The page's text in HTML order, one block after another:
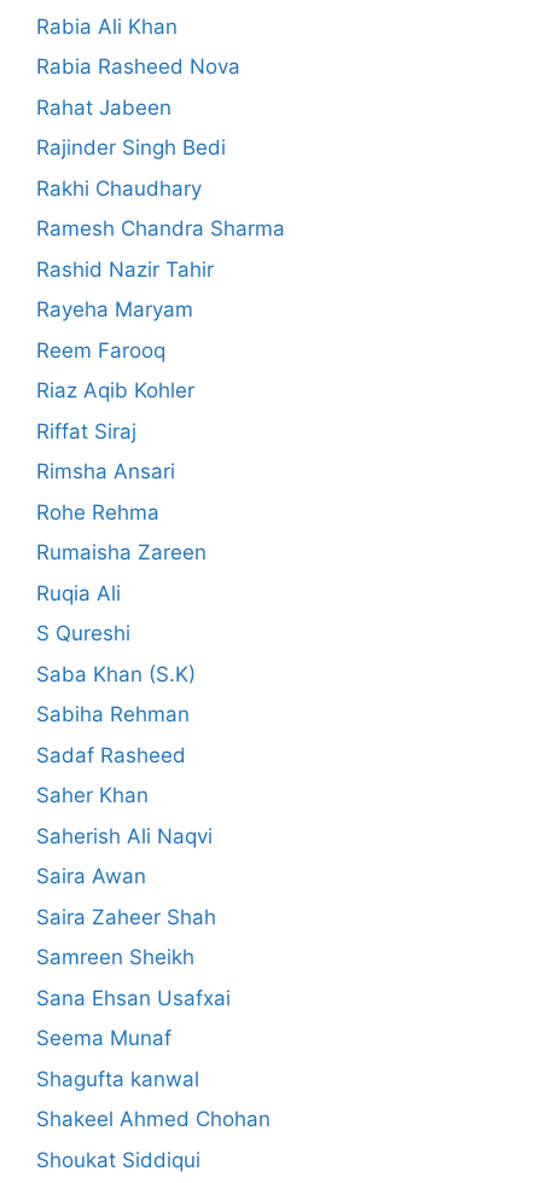
Rabia Ali Khan
Rabia Rasheed Nova
Rahat Jabeen
Rajinder Singh Bedi
Rakhi Chaudhary
Ramesh Chandra Sharma
Rashid Nazir Tahir
Rayeha Maryam
Reem Farooq
Riaz Aqib Kohler
Riffat Siraj
Rimsha Ansari
Rohe Rehma
Rumaisha Zareen
Ruqia Ali
S Qureshi
Saba Khan (S.K)
Sabiha Rehman
Sadaf Rasheed
Saher Khan
Saherish Ali Naqvi
Saira Awan
Saira Zaheer Shah
Samreen Sheikh
Sana Ehsan Usafxai
Seema Munaf
Shagufta kanwal
Shakeel Ahmed Chohan
Shoukat Siddiqui